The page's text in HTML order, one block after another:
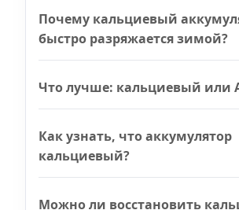
Почему кальциевый
быстро разряжается зимой?
Что лучше: кальциевый или
Как узнать, что аккумулятор
кальциевый?
Можно ли восстановить